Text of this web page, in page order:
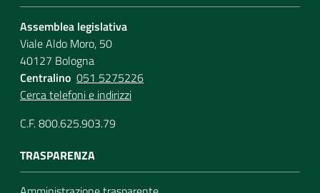
Assemblea legislativa
Viale Aldo Moro, 50
40127 Bologna
Centralino 051 5275226
Cerca telefoni e indirizzi
C.F. 800.625.903.79
TRASPARENZA